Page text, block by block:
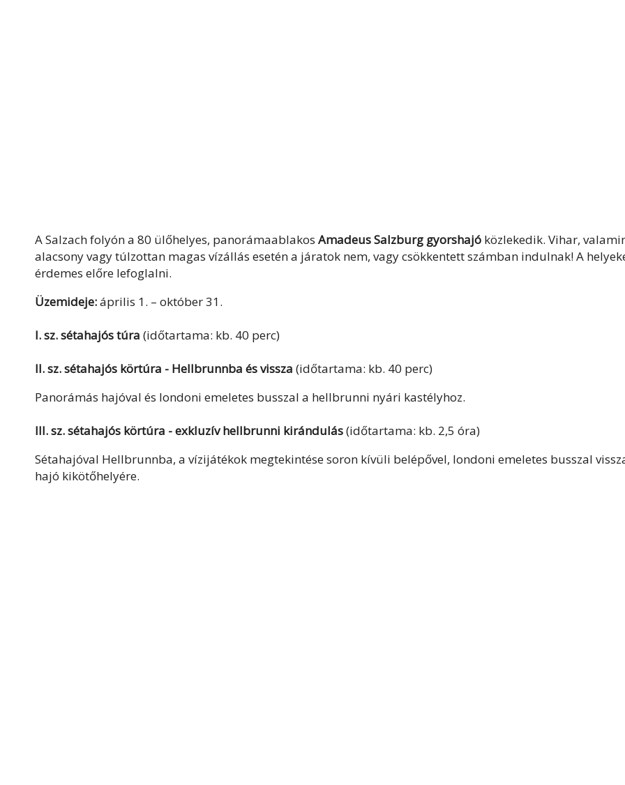
A Salzach folyón a 80 ülőhelyes, panorámaablakos Amadeus Salzburg gyorshajó közlekedik. Vihar,
alacsony vagy túlzottan magas vízállás esetén a járatok nem, vagy csökkentett számban indulnak! A
érdemes előre lefoglalni.
Üzemideje:április 1. – október 31.
I. sz. sétahajós túra (időtartama: kb. 40 perc)
II. sz. sétahajós körtúra - Hellbrunnba és vissza (időtartama: kb. 40 perc)
Panorámás hajóval és londoni emeletes busszal a hellbrunni nyári kastélyhoz.
III. sz. sétahajós körtúra - exkluzív hellbrunni kirándulás(időtartama: kb. 2,5 óra)
Sétahajóval Hellbrunnba, a vízijátékok megtekintése soron kívüli belépővel, londoni emeletes busszal
hajó kikötőhelyére.